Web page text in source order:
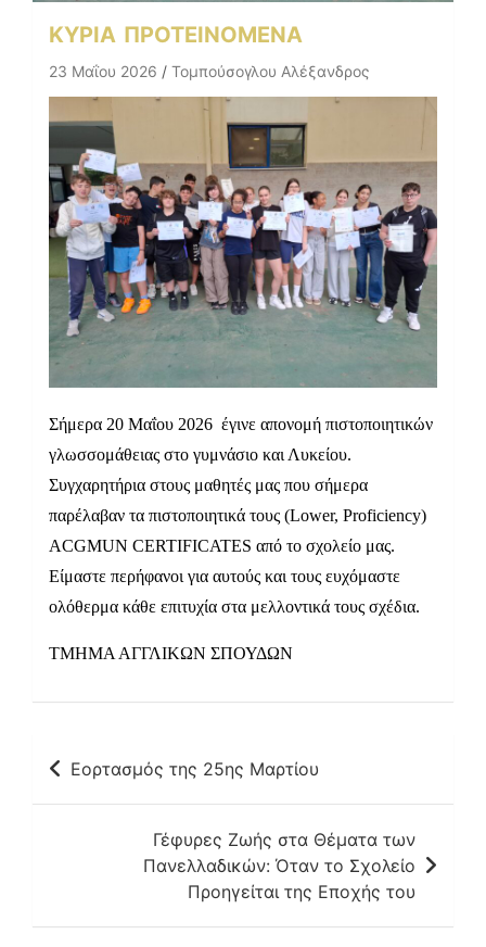
ΚΥΡΙΑ ΠΡΟΤΕΙΝΟΜΕΝΑ
23 Μαΐου 2026 Τομπούσογλου Αλέξανδρος
Σήμερα 20 Μαΐου 2026 έγινε απονομή πιστοποιητικών
γλωσσομάθειας στο γυμνάσιο και Λυκείου.
Συγχαρητήρια στους μαθητές μας που σήμερα
παρέλαβαν τα πιστοποιητικά τους (Lower, Proficiency)
ACGMUN CERTIFICATES από το σχολείο μας.
Είμαστε περήφανοι για αυτούς και τους ευχόμαστε
ολόθερμα κάθε επιτυχία στα μελλοντικά τους σχέδια.
ΤΜΗΜΑ ΑΓΓΛΙΚΩΝ ΣΠΟΥΔΩΝ
Πλοήγηση
άρθρων
Εορτασμός της 25ης Μαρτίου
Γέφυρες Ζωής στα Θέματα των
Πανελλαδικών: Όταν το Σχολείο
Προηγείται της Εποχής του